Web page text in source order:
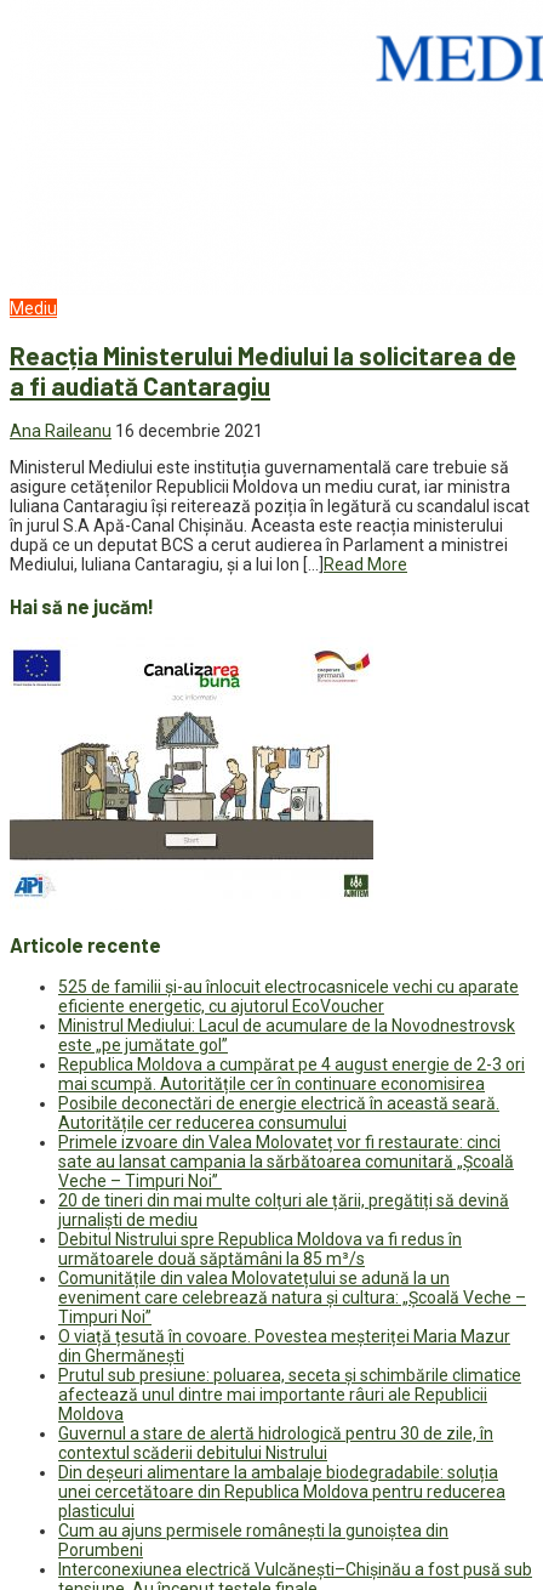
Mediu
Reacția Ministerului Mediului la solicitarea de
a fi audiată Cantaragiu
Ana Raileanu 16 decembrie 2021
Ministerul Mediului este instituția guvernamentală care trebuie să
asigure cetățenilor Republicii Moldova un mediu curat, iar ministra
Iuliana Cantaragiu își reiterează poziția în legătură cu scandalul iscat
în jurul S.A Apă-Canal Chișinău. Aceasta este reacția ministerului
după ce un deputat BCS a cerut audierea în Parlament a ministrei
Mediului, Iuliana Cantaragiu, și a lui Ion […] Read More
Hai să ne jucăm!
Articole recente
525 de familii și-au înlocuit electrocasnicele vechi cu aparate
eficiente energetic, cu ajutorul EcoVoucher
Ministrul Mediului: Lacul de acumulare de la Novodnestrovsk
este „pe jumătate gol”
Republica Moldova a cumpărat pe 4 august energie de 2-3 ori
mai scumpă. Autoritățile cer în continuare economisirea
Posibile deconectări de energie electrică în această seară.
Autoritățile cer reducerea consumului
Primele izvoare din Valea Molovateț vor fi restaurate: cinci
sate au lansat campania la sărbătoarea comunitară „Școală
Veche – Timpuri Noi”
20 de tineri din mai multe colțuri ale țării, pregătiți să devină
jurnaliști de mediu
Debitul Nistrului spre Republica Moldova va fi redus în
următoarele două săptămâni la 85 m³/s
Comunitățile din valea Molovatețului se adună la un
eveniment care celebrează natura și cultura: „Școală Veche –
Timpuri Noi”
O viață țesută în covoare. Povestea meșteriței Maria Mazur
din Ghermănești
Prutul sub presiune: poluarea, seceta și schimbările climatice
afectează unul dintre mai importante râuri ale Republicii
Moldova
Guvernul a stare de alertă hidrologică pentru 30 de zile, în
contextul scăderii debitului Nistrului
Din deșeuri alimentare la ambalaje biodegradabile: soluția
unei cercetătoare din Republica Moldova pentru reducerea
plasticului
Cum au ajuns permisele românești la gunoiștea din
Porumbeni
Interconexiunea electrică Vulcănești–Chișinău a fost pusă sub